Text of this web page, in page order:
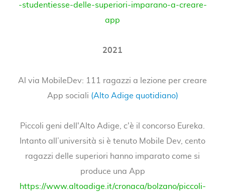
-studentiesse-delle-superiori-imparano-a-creare-
app
2021
Al via MobileDev: 111 ragazzi a lezione per creare
App sociali (Alto Adige quotidiano)
Piccoli geni dell'Alto Adige, c'è il concorso Eureka.
Intanto all’università si è tenuto Mobile Dev, cento
ragazzi delle superiori hanno imparato come si
produce una App
https://www.altoadige.it/cronaca/bolzano/piccoli-